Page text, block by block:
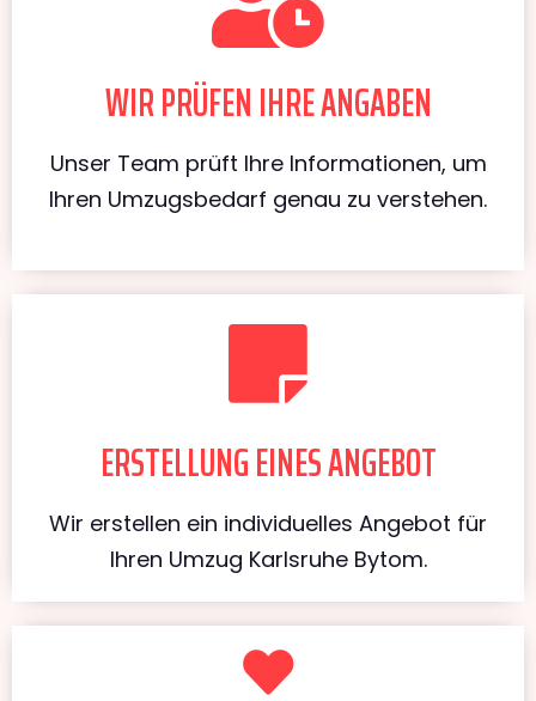
WIR PRÜFEN IHRE ANGABEN
Unser Team prüft Ihre Informationen, um
Ihren Umzugsbedarf genau zu verstehen.
ERSTELLUNG EINES ANGEBOT
Wir erstellen ein individuelles Angebot für
Ihren Umzug Karlsruhe Bytom.